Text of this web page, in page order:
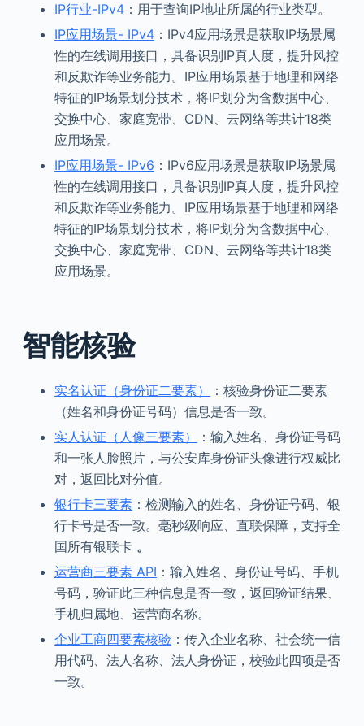
IP行业-IPv4：用于查询IP地址所属的行业类型。
IP应用场景- IPv4：IPv4应用场景是获取IP场景属
性的在线调用接口，具备识别IP真人度，提升风控
和反欺诈等业务能力。IP应用场景基于地理和网络
特征的IP场景划分技术，将IP划分为含数据中心、
交换中心、家庭宽带、CDN、云网络等共计18类
应用场景。
IP应用场景- IPv6 ：IPv6应用场景是获取IP场景属
性的在线调用接口，具备识别IP真人度，提升风控
和反欺诈等业务能力。IP应用场景基于地理和网络
特征的IP场景划分技术，将IP划分为含数据中心、
交换中心、家庭宽带、CDN、云网络等共计18类
应用场景。
智能核验
实名认证（身份证二要素）
：核验身份证二要素
（姓名和身份证号码）信息是否一致。
实人认证（人像三要素）
：输入姓名、身份证号码
和一张人脸照片，与公安库身份证头像进行权威比
对，返回比对分值。
银行卡三要素：检测输入的姓名、身份证号码、银
行卡号是否一致。毫秒级响应、直联保障，支持全
国所有银联卡 。
运营商三要素 API ：输入姓名、身份证号码、手机
号码，验证此三种信息是否一致，返回验证结果、
手机归属地、运营商名称。
企业工商四要素核验：传入企业名称、社会统一信
用代码、法人名称、法人身份证，校验此四项是否
一致。